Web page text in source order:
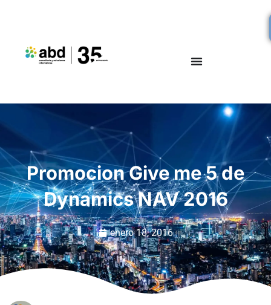
Promocion Give me 5 de
Dynamics NAV 2016
enero 18, 2016